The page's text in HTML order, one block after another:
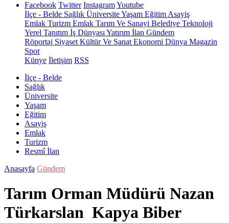
Facebook Twitter InstagramYoutube
İlçe - Belde Sağlık ÜniversiteYaşam Eğitim Asayiş
Emlak Turizm Emlak Tarım Ve Sanayi Belediye Teknoloji
Yerel Tanıtım İş Dünyası Yatırım İlan Gündem
Röportaj Siyaset Kültür Ve Sanat Ekonomi Dünya Magazin
Spor
Künye İletişim RSS
İlçe - Belde
Sağlık
Üniversite
Yaşam
Eğitim
Asayiş
Emlak
Turizm
Resmî İlan
Anasayfa Gündem
Tarım Orman Müdürü Nazan
Türkarslan Kapya Biber